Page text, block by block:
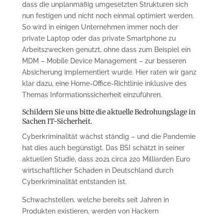
dass die unplanmäßig umgesetzten Strukturen sich
nun festigen und nicht noch einmal optimiert werden.
So wird in einigen Unternehmen immer noch der
private Laptop oder das private Smartphone zu
Arbeitszwecken genutzt, ohne dass zum Beispiel ein
MDM – Mobile Device Management – zur besseren
Absicherung implementiert wurde. Hier raten wir ganz
klar dazu, eine Home-Office-Richtlinie inklusive des
Themas Informationssicherheit einzuführen.
Schildern Sie uns bitte die aktuelle Bedrohungslage in
Sachen IT-Sicherheit.
Cyberkriminalität wächst ständig – und die Pandemie
hat dies auch begünstigt. Das BSI schätzt in seiner
aktuellen Studie, dass 2021 circa 220 Milliarden Euro
wirtschaftlicher Schaden in Deutschland durch
Cyberkriminalität entstanden ist.
Schwachstellen, welche bereits seit Jahren in
Produkten existieren, werden von Hackern